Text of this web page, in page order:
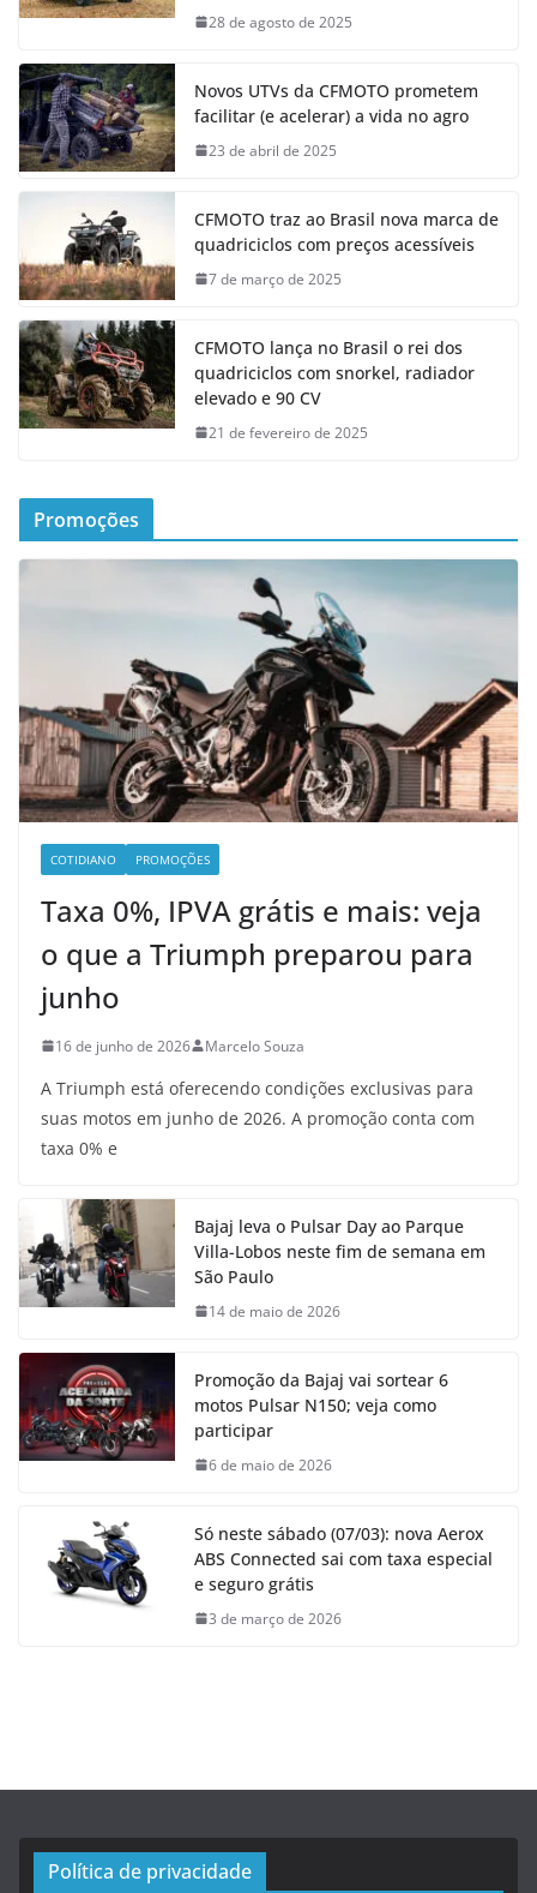
28 de agosto de 2025
Novos UTVs da CFMOTO prometem
facilitar (e acelerar) a vida no agro
23 de abril de 2025
CFMOTO traz ao Brasil nova marca de
quadriciclos com preços acessíveis
7 de março de 2025
CFMOTO lança no Brasil o rei dos
quadriciclos com snorkel, radiador
elevado e 90 CV
21 de fevereiro de 2025
Promoções
COTIDIANO PROMOÇÕES
Taxa 0%, IPVA grátis e mais: veja
o que a Triumph preparou para
junho
16 de junho de 2026 Marcelo Souza
A Triumph está oferecendo condições exclusivas para
suas motos em junho de 2026. A promoção conta com
taxa 0% e
Bajaj leva o Pulsar Day ao Parque
Villa-Lobos neste fim de semana em
São Paulo
14 de maio de 2026
Promoção da Bajaj vai sortear 6
motos Pulsar N150; veja como
participar
6 de maio de 2026
Só neste sábado (07/03): nova Aerox
ABS Connected sai com taxa especial
e seguro grátis
3 de março de 2026
Política de privacidade